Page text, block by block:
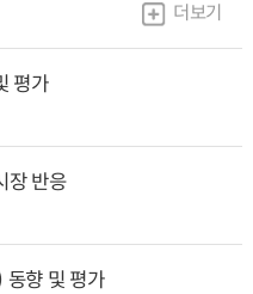
더보기
평가
장 반응
향 및 평가